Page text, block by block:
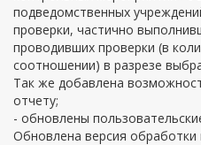
подведомственных
проверки, частично
проводивших проверки (в
соотношении) в разрезе
Так же добавлена
отчету;
- обновлены
Обновлена версия обработки